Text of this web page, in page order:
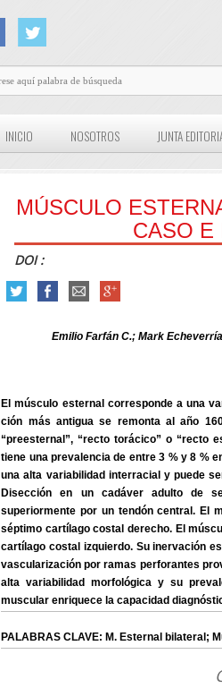
INICIO NOSOTROS JUNTA
MÚSCULO
CASO E
DOI :
Emilio Farfán C.; Mark
El músculo esternal corresponde a una
ción más antigua se remonta al año
“preesternal”, “recto torácico” o “recto
tiene una prevalencia de entre 3 % y 8 %
una alta variabilidad interracial y puede
Disección en un cadáver adulto de
superiormente por un tendón central. El
séptimo cartílago costal derecho. El
cartílago costal izquierdo. Su inervación
vascularización por ramas perforantes
alta variabilidad morfológica y su
muscular enriquece la capacidad
PALABRAS CLAVE: M. Esternal bilateral;